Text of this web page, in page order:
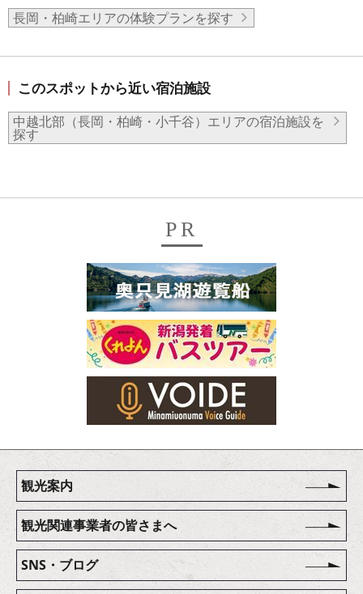
長岡・柏崎エリアの体験プランを探す
このスポットから近い宿泊施設
中越北部（長岡・柏崎・小千谷）エリアの宿泊施設を
探す
PR
観光案内
観光関連事業者の皆さまへ
SNS・ブログ